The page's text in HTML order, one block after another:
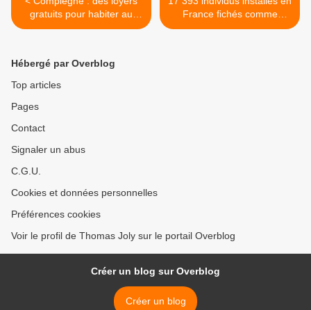
gratuits pour habiter au
milieu des dealers
France fichés comme
terroristes potentiels >
Hébergé par Overblog
Top articles
Pages
Contact
Signaler un abus
C.G.U.
Cookies et données personnelles
Préférences cookies
Voir le profil de Thomas Joly sur le portail Overblog
Créer un blog sur Overblog
Créer un blog